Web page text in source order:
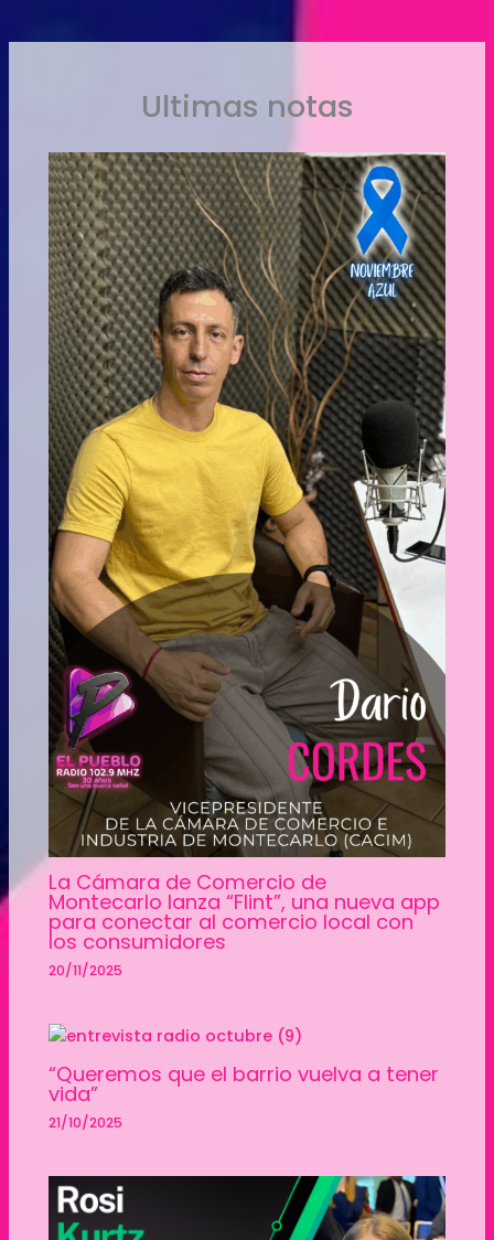
Ultimas notas
La Cámara de Comercio de
Montecarlo lanza “Flint”, una nueva app
para conectar al comercio local con
los consumidores
20/11/2025
“Queremos que el barrio vuelva a tener
vida”
21/10/2025